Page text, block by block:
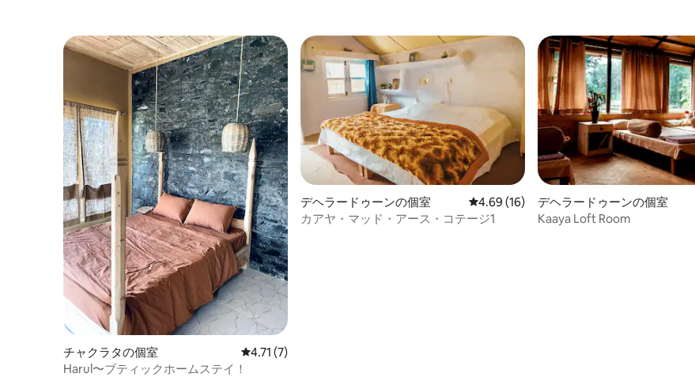
チャクラタの個室 レビュー7件、5つ星中4.71つ星の平均評価
4.71 (7)
Harul〜ブティックホームステイ！
デヘラードゥーンの個室 レビュー16件、5つ星中4.69つ星の平均評価
4.69 (16)
カアヤ・マッド・アース・コテージ1
デヘラードゥーンの個室
Kaaya Loft Room